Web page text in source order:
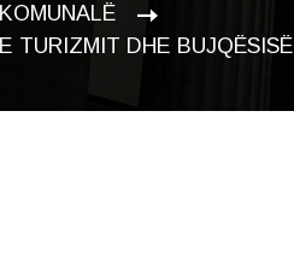
TURIZMIT DHE BUJQËSISË